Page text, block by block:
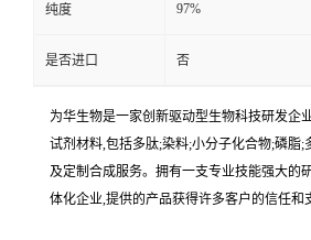
纯度 97%
是否进口 否
为华生物是一家创新驱动型生物科技研发企
试剂材料,包括多肽;染料;小分子化合物;磷脂;
及定制合成服务。拥有一支专业技能强大的
体化企业,提供的产品获得许多客户的信任和